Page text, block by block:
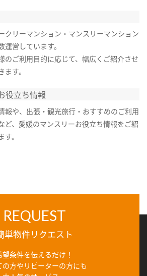
クリーマンション・マンスリーマンション
運営しています。
のご利用目的に応じて、幅広くご紹介させ
ます。
役立ち情報
報や、出張・観光旅行・おすすめのご利用
ど、愛媛のマンスリーお役立ち情報をご紹
す。
REQUEST
単物件リクエスト
望条件を伝えるだけ！
の方やリピーターの方にも